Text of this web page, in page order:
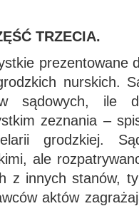
TRZECIA.
prezentowane
nurskich.
sądowych, ile
zeznania –
grodzkiej.
ale
z innych stanów,
aktów